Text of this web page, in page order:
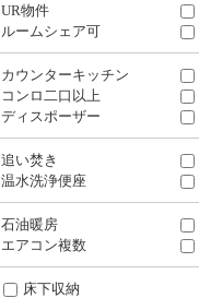
UR物件
ルームシェア可
カウンターキッチン
コンロ二口以上
ディスポーザー
追い焚き
温水洗浄便座
石油暖房
エアコン複数
床下収納